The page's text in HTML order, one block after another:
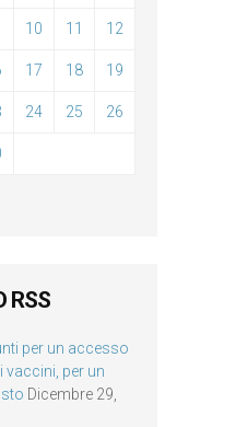
10 11 12
17 18 19
24 25 26
RSS
per un accesso
vaccini, per un
Dicembre 29,